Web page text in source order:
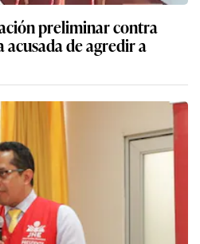
preliminar contra
de agredir a